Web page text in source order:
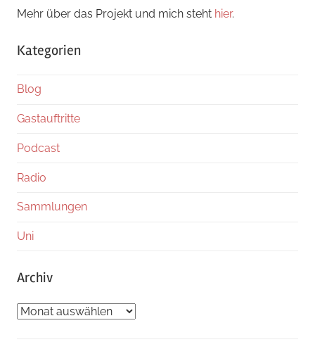
Mehr über das Projekt und mich steht hier.
Kategorien
Blog
Gastauftritte
Podcast
Radio
Sammlungen
Uni
Archiv
Archiv